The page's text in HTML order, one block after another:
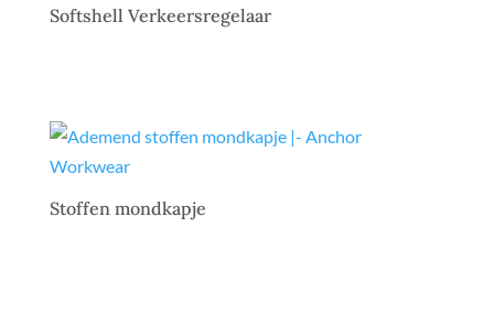
Softshell Verkeersregelaar
Stoffen mondkapje